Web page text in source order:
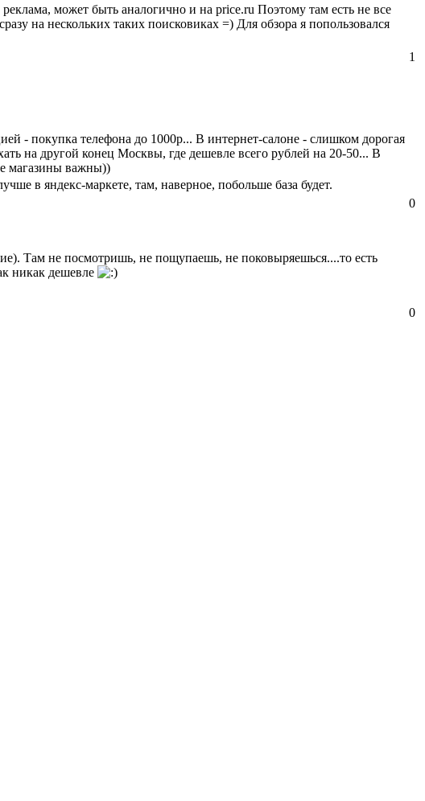
может быть аналогично и на price.ru Поэтому там есть не все
на нескольких таких поисковиках =) Для обзора я попользовался
1
- покупка телефона до 1000р... В интернет-салоне - слишком дорогая
на другой конец Москвы, где дешевле всего рублей на 20-50... В
магазины важны))
в яндекс-маркете, там, наверное, побольше база будет.
0
Там не посмотришь, не пощупаешь, не поковыряешься....то есть
никак дешевле
0